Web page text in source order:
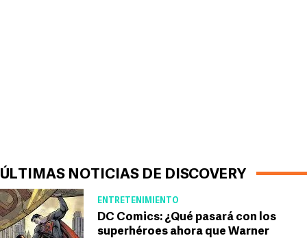
ÚLTIMAS NOTICIAS DE DISCOVERY
ENTRETENIMIENTO
DC Comics: ¿Qué pasará con los
superhéroes ahora que Warner